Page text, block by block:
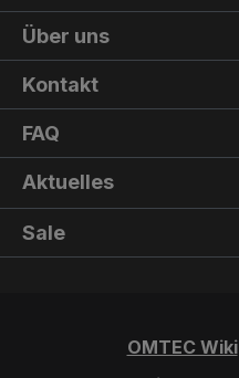
Über uns
Kontakt
FAQ
Aktuelles
Sale
OMTEC Wiki